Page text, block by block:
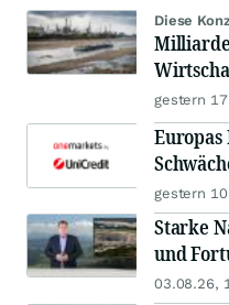
Diese
gestern
Europas
gestern
Starke
und
03.08.26,